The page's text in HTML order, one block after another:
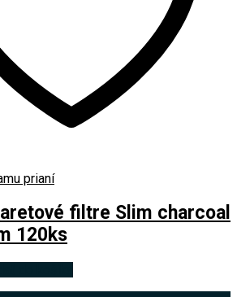
prianí
filtre Slim charcoal
120ks